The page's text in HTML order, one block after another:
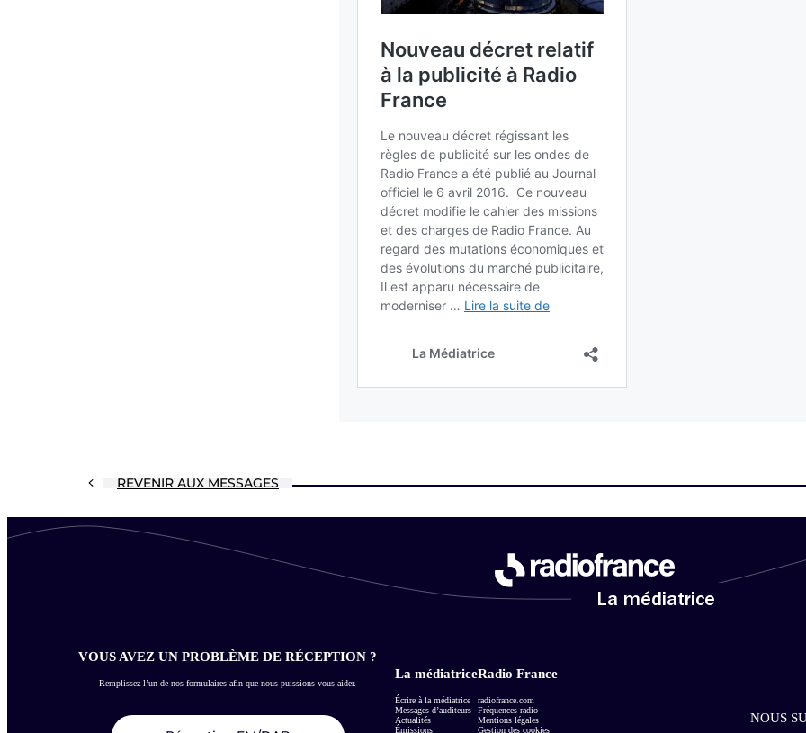
REVENIR AUX MESSAGES
La médiatrice
VOUS AVEZ UN PROBLÈME DE RÉCEPTION ?
Remplissez l’un de nos formulaires afin que nous puissions vous aider.
La médiatrice
Écrire à la médiatrice
Messages d’auditeurs
Actualités
Émissions
Radio France
radiofrance.com
Fréquences radio
Mentions légales
Gestion des cookies
NOUS